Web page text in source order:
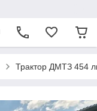
Трактор ДМТЗ 454